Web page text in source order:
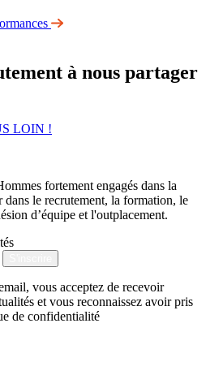
à nous partager
LOIN !
fortement engagés dans la
le recrutement, la formation, le
d’équipe et l'outplacement.
vous acceptez de recevoir
et vous reconnaissez avoir pris
de confidentialité